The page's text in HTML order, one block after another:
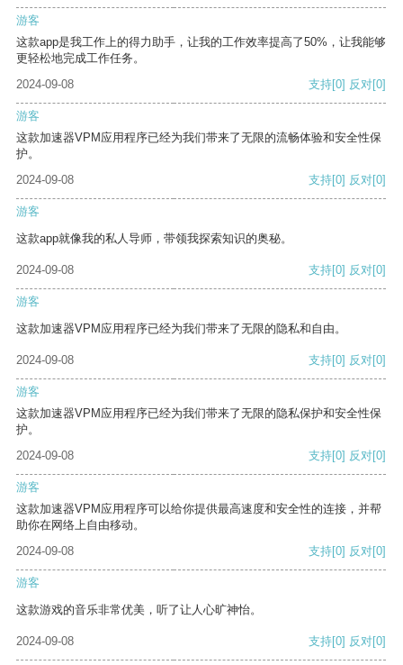
游客
这款app是我工作上的得力助手，让我的工作效率提高了50%，让我能够
更轻松地完成工作任务。
2024-09-08
支持[0] 反对[0]
游客
这款加速器VPM应用程序已经为我们带来了无限的流畅体验和安全性保
护。
2024-09-08
支持[0] 反对[0]
游客
这款app就像我的私人导师，带领我探索知识的奥秘。
2024-09-08 支持[0] 反对[0]
游客
这款加速器VPM应用程序已经为我们带来了无限的隐私和自由。
2024-09-08 支持[0] 反对[0]
游客
这款加速器VPM应用程序已经为我们带来了无限的隐私保护和安全性保
护。
2024-09-08
支持[0] 反对[0]
游客
这款加速器VPM应用程序可以给你提供最高速度和安全性的连接，并帮
助你在网络上自由移动。
2024-09-08
支持[0] 反对[0]
游客
这款游戏的音乐非常优美，听了让人心旷神怡。
2024-09-08 支持[0] 反对[0]